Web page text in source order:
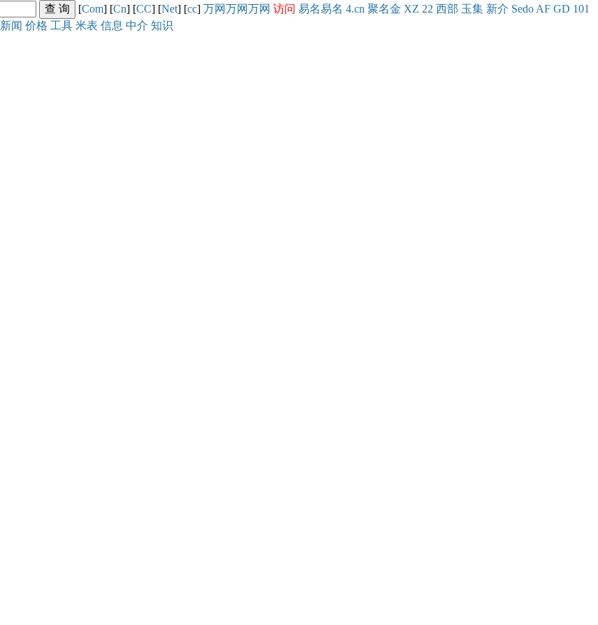
[Com] [Cn] [CC] [Net] [cc] 万网万网万网 访问 易名易名 4.cn 聚名金 XZ 22 西部 玉集 新介 Sedo AF GD 101
新闻 价格 工具 米表 信息 中介 知识